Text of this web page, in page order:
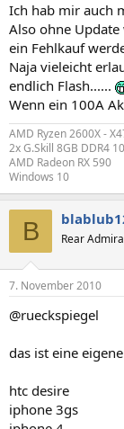
Ich hab mir auch
Also ohne
ein Fehlkauf
Naja vieleicht
endlich Flash......
Wenn ein 100A
AMD Ryzen 2600X -
2x G.Skill 8GB DDR4
AMD Radeon RX 590
Windows 10
B Rear
7. November 2010
@rueckspiegel
das ist eine
htc desire
iphone 3gs